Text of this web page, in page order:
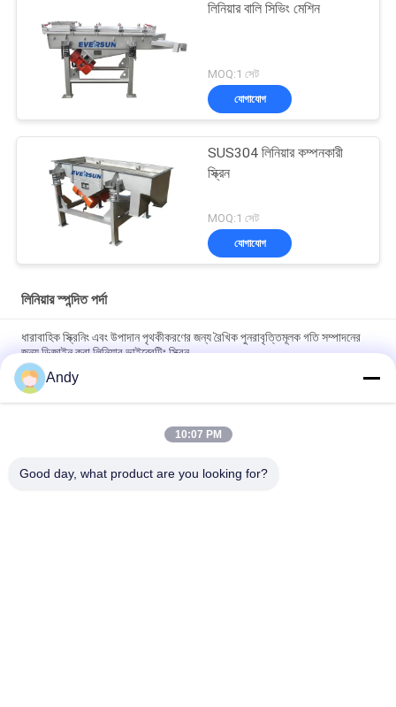
লিনিয়ার বালি সিভিং মেশিন
MOQ:1 সেট
যোগাযোগ
SUS304 লিনিয়ার কম্পনকারী
স্ক্রিন
MOQ:1 সেট
যোগাযোগ
লিনিয়ার স্পন্দিত পর্দা
ধারাবাহিক স্ক্রিনিং এবং উপাদান পৃথকীকরণের জন্য রৈখিক পুনরাবৃত্তিমূলক গতি সম্পাদনের
জন্য ডিজাইন করা লিনিয়ার ভাইব্রেটিং স্ক্রিন
ধ্রুবক স্ক্রিনিং এবং স্থিতিশীল এবং অপারেশন কর্মক্ষমতা সঙ্গে উপাদান stratification
প্রদানকারী রৈখিক কম্পন পর্দা
খাদ্য, রাসায়নিক এবং নির্মাণ সামগ্রীর অ্যাপ্লিকেশনগুলির জন্য স্ক্রিনিং এবং উপাদান
Andy
10:07 PM
Good day, what product are you looking for?